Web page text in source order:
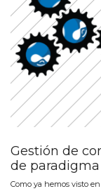
Gestión de
de paradigma
Como ya hemos visto